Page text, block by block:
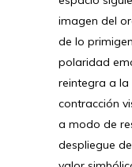
imagen del
de lo
polaridad
reintegra a la
contracción
a modo de
despliegue